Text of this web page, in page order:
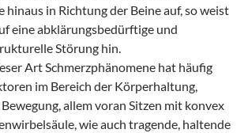
hinaus in Richtung der Beine auf, so weist
eine abklärungsbedürftige und
Störung hin.
Art Schmerzphänomene hat häufig
im Bereich der Körperhaltung,
allem voran Sitzen mit konvex
wie auch tragende, haltende